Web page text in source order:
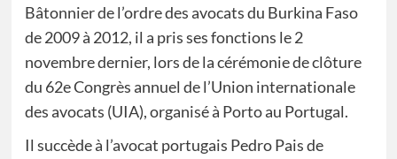
Bâtonnier de l’ordre des avocats du Burkina Faso
de 2009 à 2012, il a pris ses fonctions le 2
novembre dernier, lors de la cérémonie de clôture
du 62e Congrès annuel de l’Union internationale
des avocats (UIA), organisé à Porto au Portugal.
Il succède à l’avocat portugais Pedro Pais de